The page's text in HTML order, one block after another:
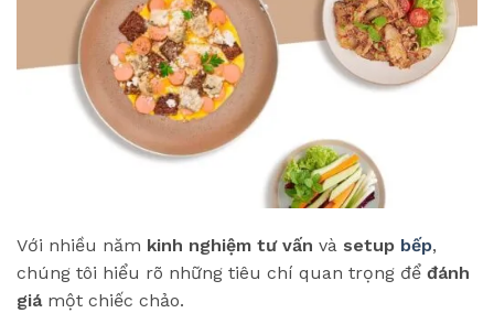
Với nhiều năm kinh nghiệm tư vấn và setup bếp,
chúng tôi hiểu rõ những tiêu chí quan trọng để đánh
giámột chiếc chảo.